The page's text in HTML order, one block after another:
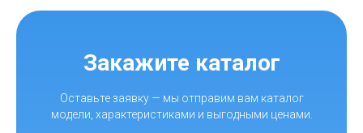
Закажите каталог
Оставьте заявку — мы отправим вам каталог
модели, характеристиками и выгодными ценами.